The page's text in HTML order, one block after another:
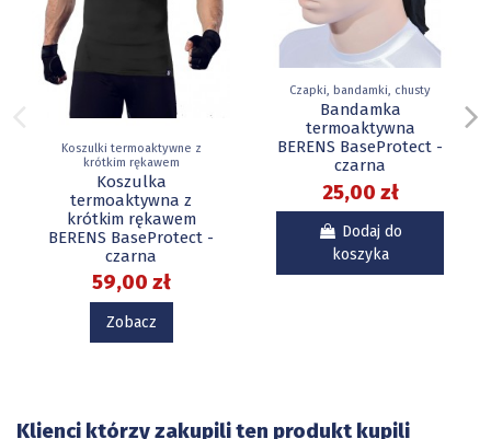
Koszulki termoaktywne z
krótkim rękawem
Koszulka
termoaktywna z
krótkim rękawem
BERENS BaseProtect -
czarna
59,00 zł
Zobacz
Czapki, bandamki, chusty
Bandamka
termoaktywna
BERENS BaseProtect -
czarna
25,00 zł
Dodaj do
koszyka
Klienci którzy zakupili ten produkt kupili